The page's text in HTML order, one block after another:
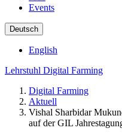
Events
Deutsch
English
Lehrstuhl Digital Farming
Digital Farming
Aktuell
Vishal Sharbidar
auf der GIL